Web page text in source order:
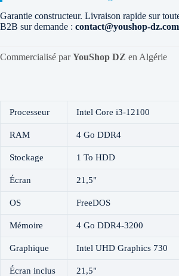
Garantie constructeur. Livraison rapide sur
B2B sur demande : contact@youshop-dz.com
Commercialisé parYouShop DZ en Algérie
Processeur Intel Core i3-12100
RAM 4 Go DDR4
Stockage 1 To HDD
Écran 21,5"
OS FreeDOS
Mémoire 4 Go DDR4-3200
Graphique Intel UHD Graphics 730
Écran inclus 21,5"